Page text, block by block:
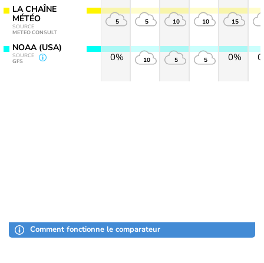
LA CHAÎNE
MÉTÉO
SOURCE
METEO CONSULT
NOAA (USA)
SOURCE
GFS
5
0%
5
10
10
5
10
5
15
0%
Comment fonctionne le comparateur